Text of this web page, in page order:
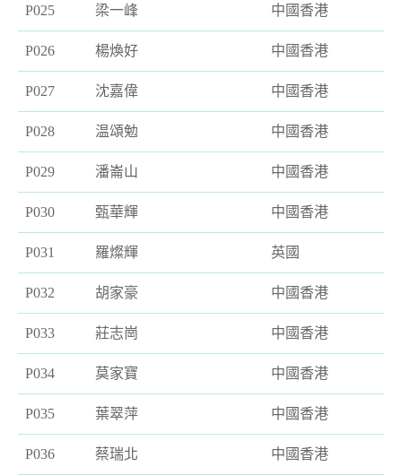
P025 梁一峰 中國香港
P026 楊煥好 中國香港
P027 沈嘉偉 中國香港
P028 温頌勉 中國香港
P029 潘崙山 中國香港
P030 甄華輝 中國香港
P031 羅燦輝 英國
P032 胡家豪 中國香港
P033 莊志崗 中國香港
P034 莫家寶 中國香港
P035 葉翠萍 中國香港
P036 蔡瑞北 中國香港